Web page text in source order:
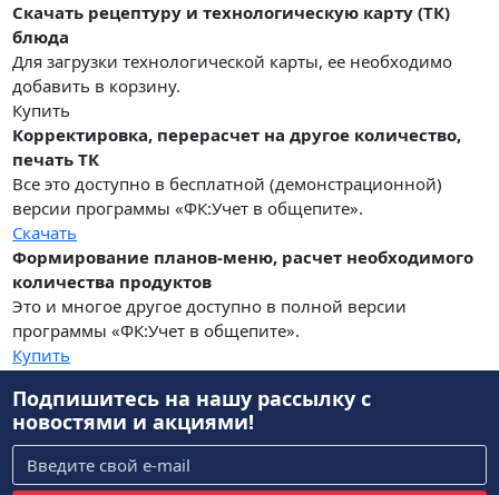
Скачать рецептуру и технологическую карту (ТК)
блюда
Для загрузки технологической карты, ее необходимо
добавить в корзину.
Купить
Корректировка, перерасчет на другое количество,
печать ТК
Все это доступно в бесплатной (демонстрационной)
версии программы «ФК:Учет в общепите».
Скачать
Формирование планов-меню, расчет необходимого
количества продуктов
Это и многое другое доступно в полной версии
программы «ФК:Учет в общепите».
Купить
Подпишитесь на нашу рассылкус
новостями и акциями!